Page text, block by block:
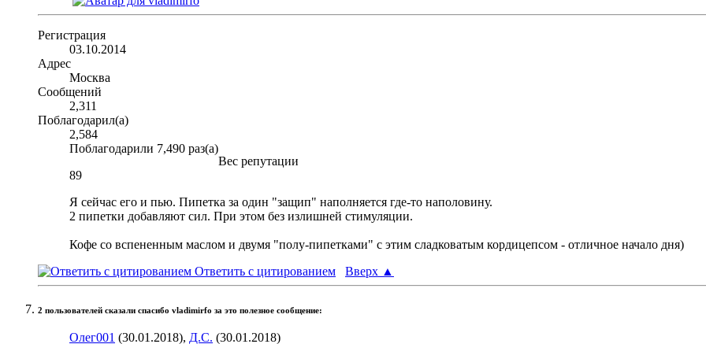
Регистрация
03.10.2014
Адрес
Москва
Сообщений
2,311
Поблагодарил(а)
2,584
Поблагодарили 7,490 раз(а)
Вес репутации
89
Я сейчас его и пью. Пипетка за один "защип" наполняется где-то наполовину.
2 пипетки добавляют сил. При этом без излишней стимуляции.
Кофе со вспененным маслом и двумя "полу-пипетками" с этим сладковатым кордицепсом - отличное начало дня)
Ответить с цитированием
Вверх ▲
2 пользователей сказали cпасибо vladimirfo за это полезное сообщение:
Олег001 (30.01.2018), Д.С. (30.01.2018)